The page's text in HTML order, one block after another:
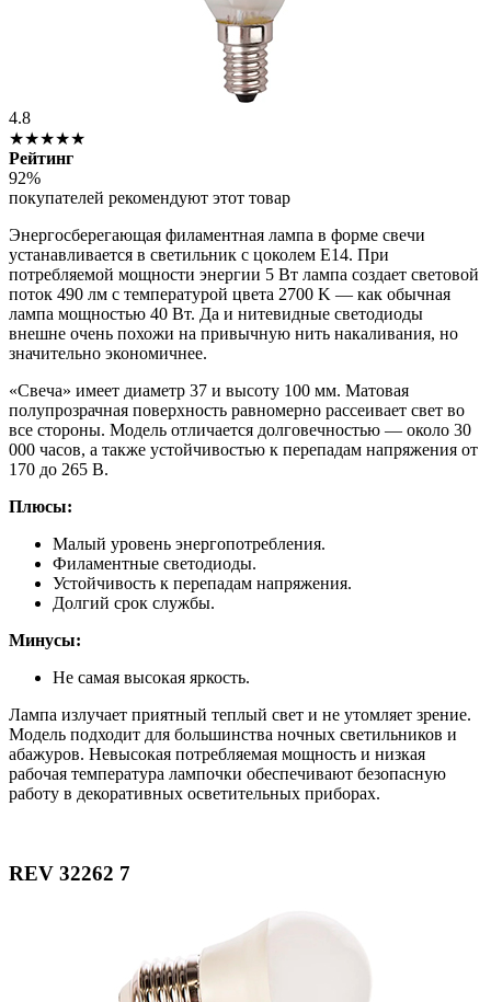
4.8
★★★★★
Рейтинг
92%
покупателей рекомендуют этот товар
Энергосберегающая филаментная лампа в форме свечи
устанавливается в светильник с цоколем Е14. При
потребляемой мощности энергии 5 Вт лампа создает световой
поток 490 лм с температурой цвета 2700 K — как обычная
лампа мощностью 40 Вт. Да и нитевидные светодиоды
внешне очень похожи на привычную нить накаливания, но
значительно экономичнее.
«Свеча» имеет диаметр 37 и высоту 100 мм. Матовая
полупрозрачная поверхность равномерно рассеивает свет во
все стороны. Модель отличается долговечностью — около 30
000 часов, а также устойчивостью к перепадам напряжения от
170 до 265 В.
Плюсы:
Малый уровень энергопотребления.
Филаментные светодиоды.
Устойчивость к перепадам напряжения.
Долгий срок службы.
Минусы:
Не самая высокая яркость.
Лампа излучает приятный теплый свет и не утомляет зрение.
Модель подходит для большинства ночных светильников и
абажуров. Невысокая потребляемая мощность и низкая
рабочая температура лампочки обеспечивают безопасную
работу в декоративных осветительных приборах.
REV 32262 7